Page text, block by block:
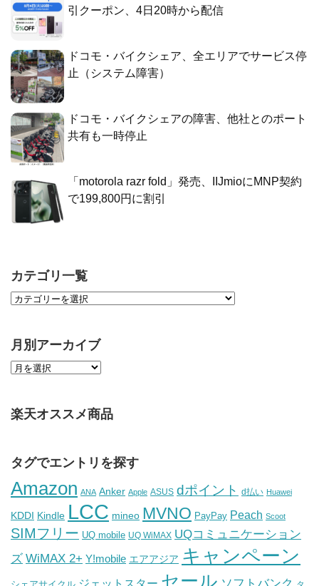
引クーポン、4日20時から配信
ドコモ・バイクシェア、全エリアでサービス停
止（システム障害）
ドコモ・バイクシェアの障害、他社とのポート
共有も一時停止
「motorola razr fold」発売、IIJmioにMNP契約
で199,800円に割引
カテゴリ一覧
月別アーカイブ
楽天オススメ商品
タグでエントリを探す
Amazon ANA Anker Apple ASUS dポイント d払い Huawei
KDDI Kindle LCC mineo MVNO PayPay Peach Scoot
SIMフリー UQ mobile UQ WiMAX UQコミュニケーション
ズ WiMAX 2+ Y!mobile エアアジア キャンペーン
ジェットスター セール